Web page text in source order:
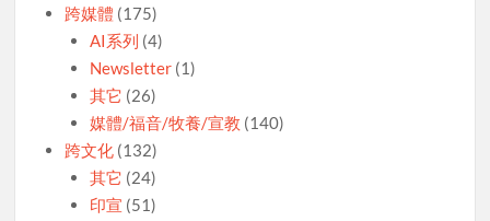
跨媒體 (175)
AI系列 (4)
Newsletter(1)
其它 (26)
媒體/福音/牧養/宣教 (140)
跨文化 (132)
其它 (24)
印宣 (51)